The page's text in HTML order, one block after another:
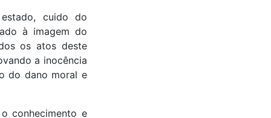
cuido do
à imagem do
os atos deste
a inocência
do dano moral e
conhecimento e